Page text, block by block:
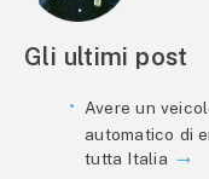
Gli ultimi post
Avere un
automatico di
tutta Italia